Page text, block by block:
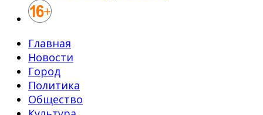
Главная
Новости
Город
Политика
Общество